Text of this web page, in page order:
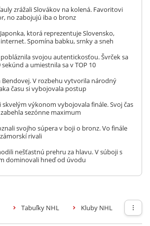
zrážali Slovákov na kolená. Favoritovi
no zabojujú iba o bronz
ktorá reprezentuje Slovensko,
Spomína babku, srnky a sneh
svojou autentickosťou. Švrček sa
sekúnd a umiestnila sa v TOP 10
Bendovej. V rozbehu vytvorila národný
času si vybojovala postup
skvelým výkonom vybojovala finále. Svoj čas
sezónne maximum
svojho súpera v boji o bronz. Vo finále
rivali
nešťastnú prehru za hlavu. V súboji s
dominovali hneď od úvodu
Tabuľky NHL Kluby NHL